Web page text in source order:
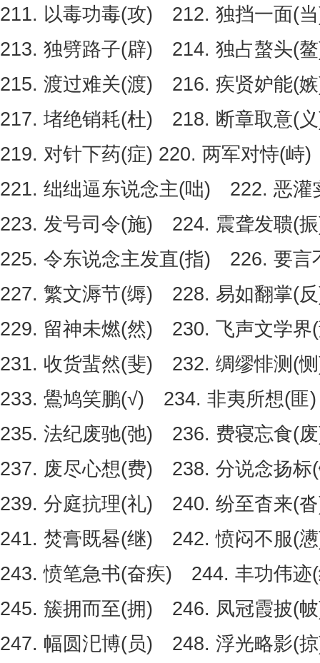
211. 以毒功毒(攻) 212. 独挡一面(
213. 独劈路子(辟) 214. 独占螯头(
215. 渡过难关(渡) 216. 疾贤妒能(
217. 堵绝销耗(杜) 218. 断章取意(
219. 对针下药(症) 220. 两军对恃(峙)
221. 绌绌逼东说念主(咄) 222. 恶灌
223. 发号司令(施) 224. 震聋发聩(
225. 令东说念主发直(指) 226. 要言
227. 繁文溽节(缛) 228. 易如翻掌(
229. 留神未燃(然) 230. 飞声文学界
231. 收货蜚然(斐) 232. 绸缪悱测(
233. 鷽鸠笑鹏(√) 234. 非夷所想(匪)
235. 法纪废驰(弛) 236. 费寝忘食(
237. 废尽心想(费) 238. 分说念扬标
239. 分庭抗理(礼) 240. 纷至杳来(
241. 焚膏既晷(继) 242. 愤闷不服(
243. 愤笔急书(奋疾) 244. 丰功伟迹
245. 簇拥而至(拥) 246. 凤冠霞披(
247. 幅圆汜博(员) 248. 浮光略影(